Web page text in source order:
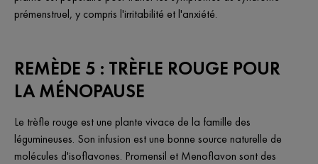
prémenstruel, y compris l'irritabilité et l'anxiété.
REMÈDE 5 : TRÈFLE ROUGE POUR
LA MÉNOPAUSE
Le trèfle rouge est une plante vivace de la famille des
légumineuses. Son infusion est une bonne source naturelle de
molécules d'isoflavones. Promensil et Menoflavon sont des